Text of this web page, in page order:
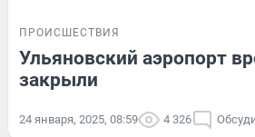
ПРОИСШЕСТВИЯ
Ульяновский аэропорт
закрыли
24 января, 2025, 08:59 4 326